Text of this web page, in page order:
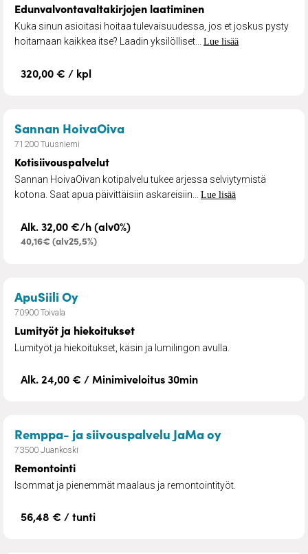
Edunvalvontavaltakirjojen laatiminen
Kuka sinun asioitasi hoitaa tulevaisuudessa, jos et joskus pysty
hoitamaan kaikkea itse? Laadin yksilölliset... Lue lisää
320,00 € / kpl
Sannan HoivaOiva– Kotisiivouspalvelut
71200 Tuusniemi
Kotisiivouspalvelut
Sannan HoivaOivan kotipalvelu tukee arjessa selviytymistä
kotona. Saat apua päivittäisiin askareisiin... Lue lisää
Alk. 32,00 €/h (alv0%)
40,16€ (alv25,5%)
ApuSiili Oy– Lumityöt ja hiekoitukset
70900 Toivala
Lumityöt ja hiekoitukset
Lumityöt ja hiekoitukset, käsin ja lumilingon avulla.
Alk. 24,00 € / Minimiveloitus 30min
Remppa- ja siivouspalvelu JaMa oy– Remontointi
73500 Juankoski
Remontointi
Isommat ja pienemmät maalaus ja remontointityöt.
56,48 € / tunti